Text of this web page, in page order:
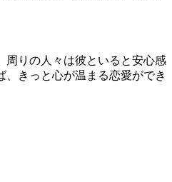
周りの人々は彼といると安心感
きっと心が温まる恋愛ができ